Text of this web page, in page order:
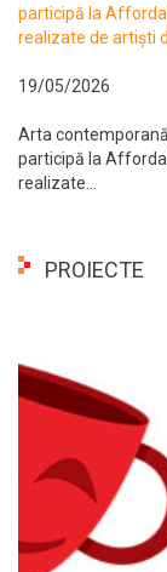
participă la
realizate de artiști
19/05/2026
Arta
participă la
realizate...
PROIECTE